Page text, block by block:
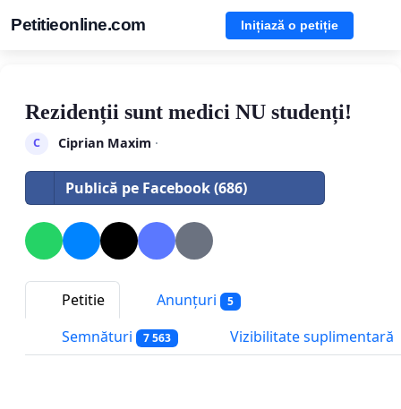
Petitieonline.com Inițiază o petiție
Rezidenții sunt medici NU studenți!
C Ciprian Maxim ·
Publică pe Facebook (686)
Petitie Anunțuri 5
Semnături 7 563 Vizibilitate suplimentară